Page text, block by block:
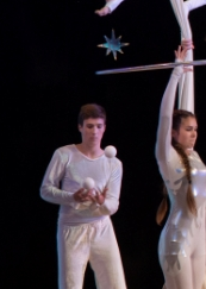
Коллективы